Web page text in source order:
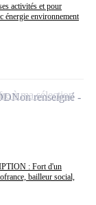
activités et pour
énergie environnement
: Fort d'un
bailleur social,
Non renseigné
à ma sélection